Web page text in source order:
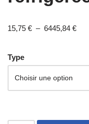
15,75 € – 6445,84 €
Type